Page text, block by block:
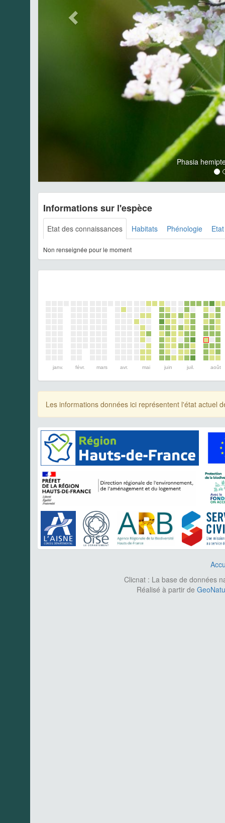
Phasia
Informations sur l'espèce
Etat des connaissances Habitats Phénologie
Non renseignée pour le moment
janv. févr. mars avr. mai juin juil. août
Les informations données ici représentent l'état actuel
Clicnat : La base de données
Réalisé à partir de